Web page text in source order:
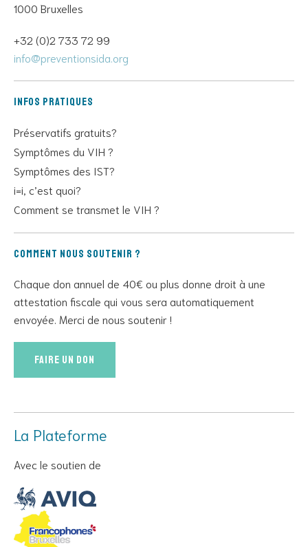
1000 Bruxelles
+32 (0)2 733 72 99
info@preventionsida.org
Infos pratiques
Préservatifs gratuits?
Symptômes du VIH ?
Symptômes des IST?
i=i, c’est quoi?
Comment se transmet le VIH ?
Comment nous soutenir ?
Chaque don annuel de 40€ ou plus donne droit à une
attestation fiscale qui vous sera automatiquement
envoyée. Merci de nous soutenir !
Faire un don
La Plateforme
Avec le soutien de